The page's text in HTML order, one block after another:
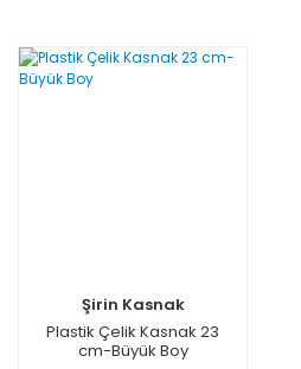
Şirin Kasnak
Plastik Çelik Kasnak 23
cm-Büyük Boy